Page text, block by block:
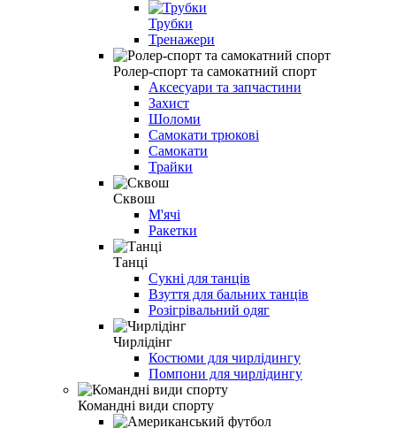
Трубки
Тренажери
Ролер-спорт та самокатний спорт
Аксесуари та запчастини
Захист
Шоломи
Самокати трюкові
Самокати
Трайки
Сквош
М'ячі
Ракетки
Танці
Сукні для танців
Взуття для бальних танців
Розігрівальний одяг
Чирлідінг
Костюми для чирлідингу
Помпони для чирлідингу
Командні види спорту